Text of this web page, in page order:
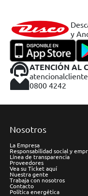
y
ATENCIÓN AL
0800 4242
Nosotros
La Empresa
Responsabilidad social y
Línea de transparencia
Proveedores
Vea su Ticket aquí
Nuestra gente
Trabaja con nosotros
Contacto
Política energética